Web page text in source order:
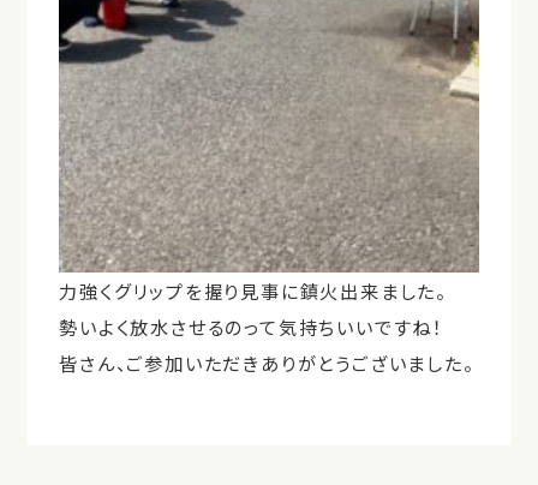
力強くグリップを握り見事に鎮火出来ました。
勢いよく放水させるのって気持ちいいですね！
皆さん、ご参加いただきありがとうございました。